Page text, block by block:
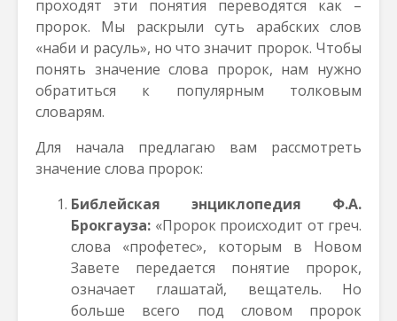
проходят эти понятия переводятся как –
пророк. Мы раскрыли суть арабских слов
«наби и расуль», но что значит пророк. Чтобы
понять значение слова пророк, нам нужно
обратиться к популярным толковым
словарям.
Для начала предлагаю вам рассмотреть
значение слова пророк:
Библейская энциклопедия Ф.А.
Брокгауза: «Пророк происходит от греч.
слова «профетес», которым в Новом
Завете передается понятие пророк,
означает глашатай, вещатель. Но
больше всего под словом пророк